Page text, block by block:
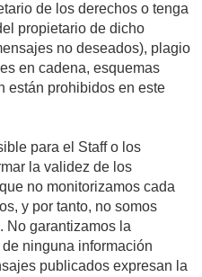
de los derechos o tenga
propietario de dicho
no deseados), plagio
en cadena, esquemas
están prohibidos en este
para el Staff o los
la validez de los
no monitorizamos cada
y por tanto, no somos
No garantizamos la
ninguna información
publicados expresan la